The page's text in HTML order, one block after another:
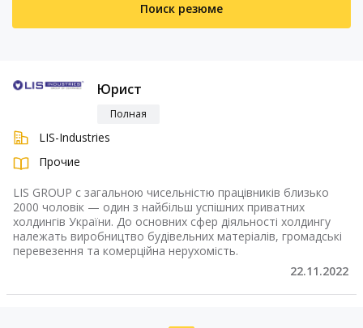
Поиск резюме
Юрист
Полная
LIS-Industries
Прочие
LIS GROUP c загальною чисельністю працівників близько
2000 чоловік — один з найбільш успішних приватних
холдингів України. До основних сфер діяльності холдингу
належать виробництво будівельних матеріалів, громадські
перевезення та комерційна нерухомість.
22.11.2022